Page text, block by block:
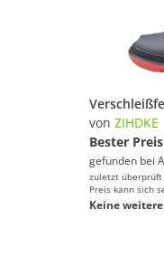
von ZIHDKE
Bester Preis
gefunden bei
zuletzt überprüft
Preis kann sich
Keine